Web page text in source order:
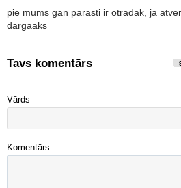
pie mums gan parasti ir otrādāk, ja
dargaaks
Tavs komentārs
Vārds
Komentārs